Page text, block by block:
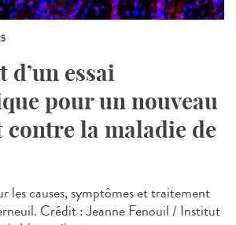
d’un essai
pour un nouveau
la maladie de
les causes, symptômes et traitement
Crédit : Jeanne Fenouil / Institut